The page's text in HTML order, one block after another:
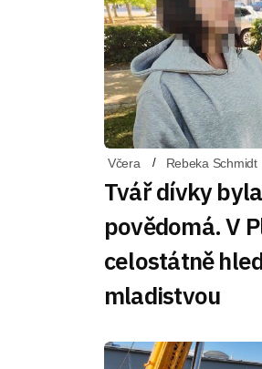
Včera Rebeka Schmidt
Tvář dívky
povědomá. V
celostátně
mladistvou